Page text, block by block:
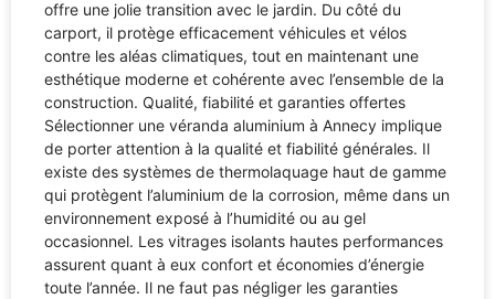
offre une jolie transition avec le jardin. Du côté du
carport, il protège efficacement véhicules et vélos
contre les aléas climatiques, tout en maintenant une
esthétique moderne et cohérente avec l’ensemble de la
construction. Qualité, fiabilité et garanties offertes
Sélectionner une véranda aluminium à Annecy implique
de porter attention à la qualité et fiabilité générales. Il
existe des systèmes de thermolaquage haut de gamme
qui protègent l’aluminium de la corrosion, même dans un
environnement exposé à l’humidité ou au gel
occasionnel. Les vitrages isolants hautes performances
assurent quant à eux confort et économies d’énergie
toute l’année. Il ne faut pas négliger les garanties